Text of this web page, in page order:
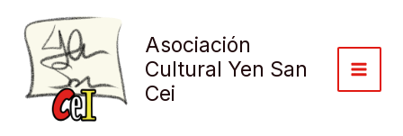
contenido
Asociación
Cultural Yen San
Cei